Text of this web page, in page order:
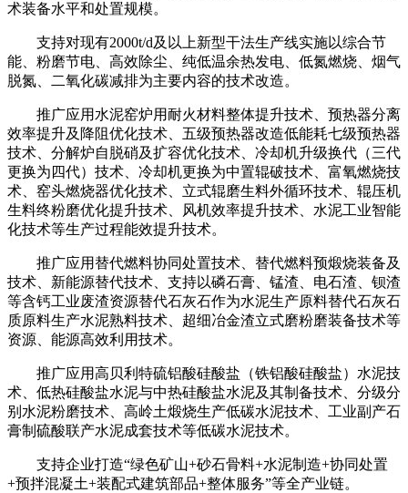
术装备水平和处置规模。
支持对现有2000t/d及以上新型干法生产线实施以综合节
能、粉磨节电、高效除尘、纯低温余热发电、低氮燃烧、烟气
脱氮、二氧化碳减排为主要内容的技术改造。
推广应用水泥窑炉用耐火材料整体提升技术、预热器分离
效率提升及降阻优化技术、五级预热器改造低能耗七级预热器
技术、分解炉自脱硝及扩容优化技术、冷却机升级换代（三代
更换为四代）技术、冷却机更换为中置辊破技术、富氧燃烧技
术、窑头燃烧器优化技术、立式辊磨生料外循环技术、辊压机
生料终粉磨优化提升技术、风机效率提升技术、水泥工业智能
化技术等生产过程能效提升技术。
推广应用替代燃料协同处置技术、替代燃料预煅烧装备及
技术、新能源替代技术、支持以磷石膏、锰渣、电石渣、钡渣
等含钙工业废渣资源替代石灰石作为水泥生产原料替代石灰石
质原料生产水泥熟料技术、超细冶金渣立式磨粉磨装备技术等
资源、能源高效利用技术。
推广应用高贝利特硫铝酸硅酸盐（铁铝酸硅酸盐）水泥技
术、低热硅酸盐水泥与中热硅酸盐水泥及其制备技术、分级分
别水泥粉磨技术、高岭土煅烧生产低碳水泥技术、工业副产石
膏制硫酸联产水泥成套技术等低碳水泥技术。
支持企业打造“绿色矿山+砂石骨料+水泥制造+协同处置
+预拌混凝土+装配式建筑部品+整体服务”等全产业链。